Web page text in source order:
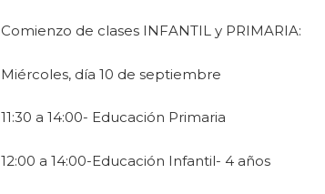
Comienzo de clases INFANTIL y PRIMARIA:
Miércoles, día 10 de septiembre
11:30 a 14:00- Educación Primaria
12:00 a 14:00-Educación Infantil- 4 años